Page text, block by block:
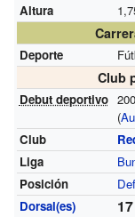
Altura
Deporte
Club
Debut deportivo
(
Club
Liga
Posición
Dorsal(es)
17